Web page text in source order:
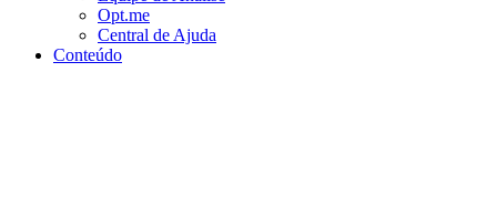
Opt.me
Central de Ajuda
Conteúdo